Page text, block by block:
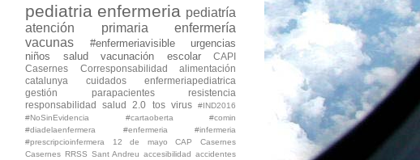
pediatria enfermeria pediatría
atención primaria
enfermería
vacunas
#enfermeriavisible
urgencias
niños
salud vacunación escolar
CAPI
Casernes
Corresponsabilidad
alimentación
catalunya
cuidados
enfermeriapediatrica
gestión
parapacientes
resistencia
responsabilidad
salud 2.0 tos virus
#IND2016
#NoSinEvidencia
#cartaoberta
#comin
#diadelaenfermera
#enfermeria
#infermeria
#prescripcioinfermera
12 de mayo
CAP Casernes
Casernes RRSS Sant Andreu accesibilidad accidentes